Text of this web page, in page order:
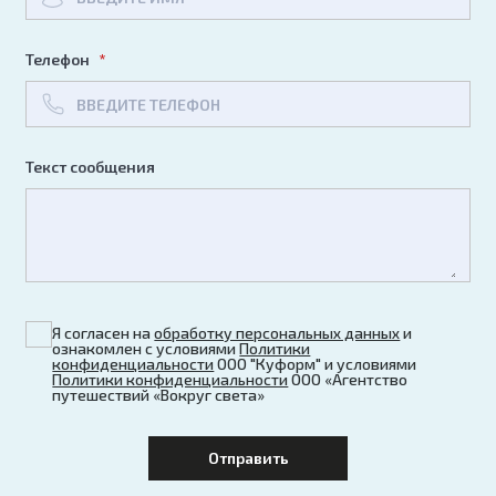
Телефон
Текст сообщения
Я согласен наобработку персональных данныхи
ознакомлен с условиямиПолитики
конфиденциальности ООО "Куформ" и условиями
Политики конфиденциальности ООО «Агентство
путешествий «Вокруг света»